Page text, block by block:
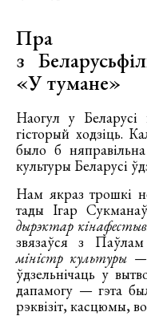
Пра
з
«У тумане»
Наогул у
гісторый ходзіць.
было б
культуры Беларусі
Нам якраз трошкі
тады Ігар
дырэктар
звязаўся з
міністр культуры
ўдзельнічаць у
дапамогу — гэта
рэквізіт, касцюмы,